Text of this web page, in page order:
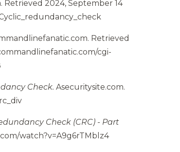
Retrieved 2024, September 14
Retrieved
cgi-
Check. Asecuritysite.com.
Check (CRC) - Part
watch?v=A9g6rTMblz4